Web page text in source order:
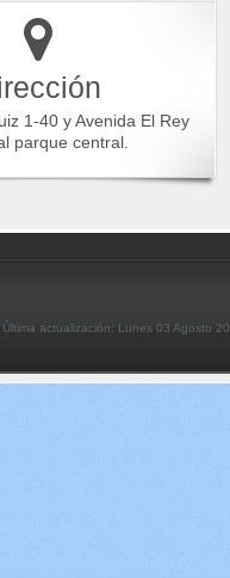
1-40 y Avenida El Rey
parque central.
Última actualización: Lunes 03 Agosto